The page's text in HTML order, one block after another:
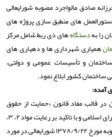
صادق مالواجرد مصوبه شورایعالی
های منطبق سازی پروژه های
را بهدستگاههای ذی ربط شامل مركز
همیاری شهرداری ها و دهیاری های
و تأسیسات عمومی و دولتی،
كشور ابلاغ نمود.
قالب مفاد قانون «حمایت از حقوق
معلولان» مصوب ۱۳۹۷/۲/۱۳ مجلس شورای اسلامی و با تاكید بر رعایت مواد ۲، ۳،
۴، ۵ این قانون، همینطور پیرو بند ۶ مصوبه مورخ ۱۳۷۸/۹/۲۲ شورایعالی در مورد